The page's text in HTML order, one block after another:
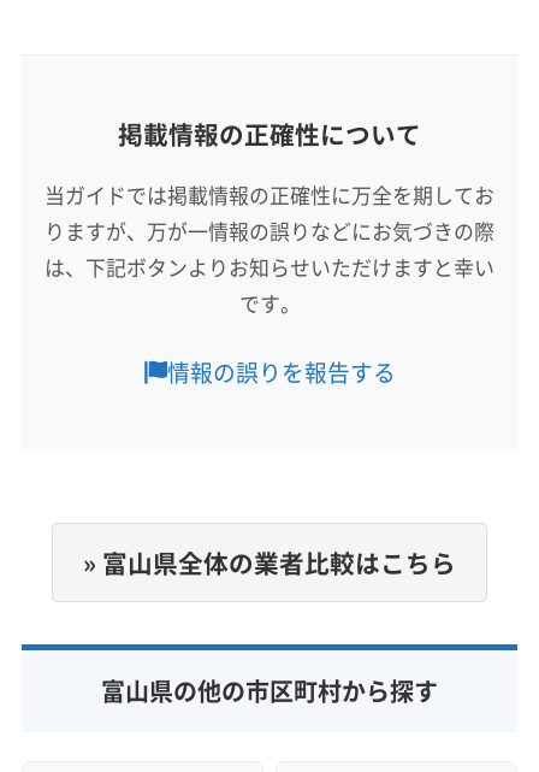
砺波市
南砺市 氷見市 富山市
下新川郡朝日町
下新川郡入善町
中新川郡舟橋村
中新川郡上市町
中新川郡立山町
もっと見る
9:00〜20:00
076-464-4220
掲載情報の正確性について
当ガイドでは掲載情報の正確性に万全を期してお
りますが、万が一情報の誤りなどにお気づきの際
は、下記ボタンよりお知らせいただけますと幸い
です。
情報の誤りを報告する
» 富山県全体の業者比較はこちら
富山県の他の市区町村から探す